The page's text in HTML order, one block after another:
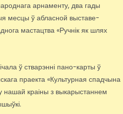
арнаменту, два гады
месцы ў абласной выставе-
мастацтва «Ручнік як шлях
ў стварэнні пано-карты ў
праекта «Культурная спадчына
нашай краіны з выкарыстаннем